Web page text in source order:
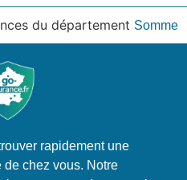
du département Somme
rapidement une
de chez vous. Notre